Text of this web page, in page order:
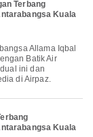
Terbang
Kuala
Batik Air
ini dan
di Airpaz.
Kuala